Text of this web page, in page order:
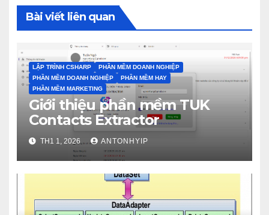
Bài viết liên quan
LẬP TRÌNH CSHARP
PHẦN MỀM DOANH NGHIỆP
PHẦN MỀM DOANH NGHIỆP
PHẦN MỀM HAY
PHẦN MỀM MARKETING
Giới thiệu phần mềm TUK
Contacts Extractor
TH1 1, 2026 ANTONHYIP